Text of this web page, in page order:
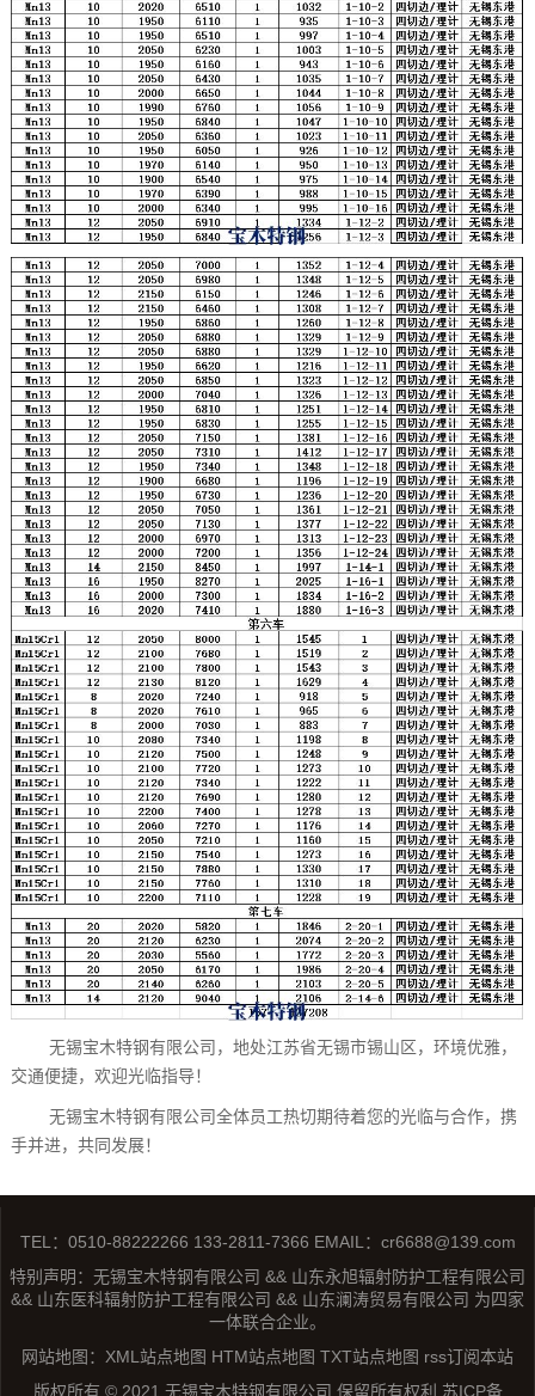
无锡宝木特钢有限公司，地处江苏省无锡市锡山区，环境优雅，
交通便捷，欢迎光临指导！
无锡宝木特钢有限公司全体员工热切期待着您的光临与合作，携
手并进，共同发展！
TEL：0510-88222266 133-2811-7366 EMAIL：cr6688@139.com
特别声明：无锡宝木特钢有限公司 && 山东永旭辐射防护工程有限公司
&& 山东医科辐射防护工程有限公司 && 山东澜涛贸易有限公司 为四家
一体联合企业。
网站地图： XML站点地图 HTM站点地图 TXT站点地图 rss订阅本站
版权所有 © 2021 无锡宝木特钢有限公司 保留所有权利 苏ICP备